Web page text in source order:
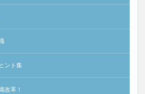
ント集
改革！